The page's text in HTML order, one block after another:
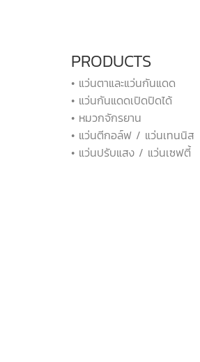
PRODUCTS
• แว่นตาและแว่นกันแดด
• แว่นกันแดดเปิดปิดได้
• หมวกจักรยาน
• แว่นตีกอล์ฟ / แว่นเทนนิส
• แว่นปรับแสง / แว่นเซฟตี้